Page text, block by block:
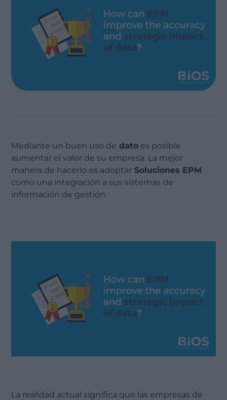
Mediante un buen uso de dato es posible
aumentar el valor de su empresa. La mejor
manera de hacerlo es adoptar Soluciones EPM
como una integración a sus sistemas de
información de gestión.
La realidad actual significa que las empresas de